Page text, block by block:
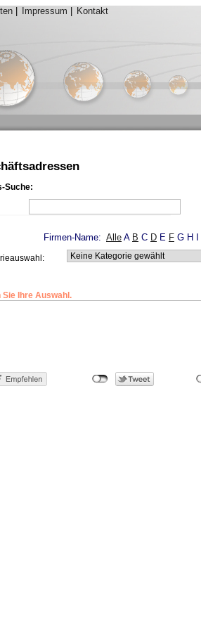
Impressum Kontakt
Suche:
Firmen-Name: Alle A B C D E F G H I
Sie Ihre Auswahl.